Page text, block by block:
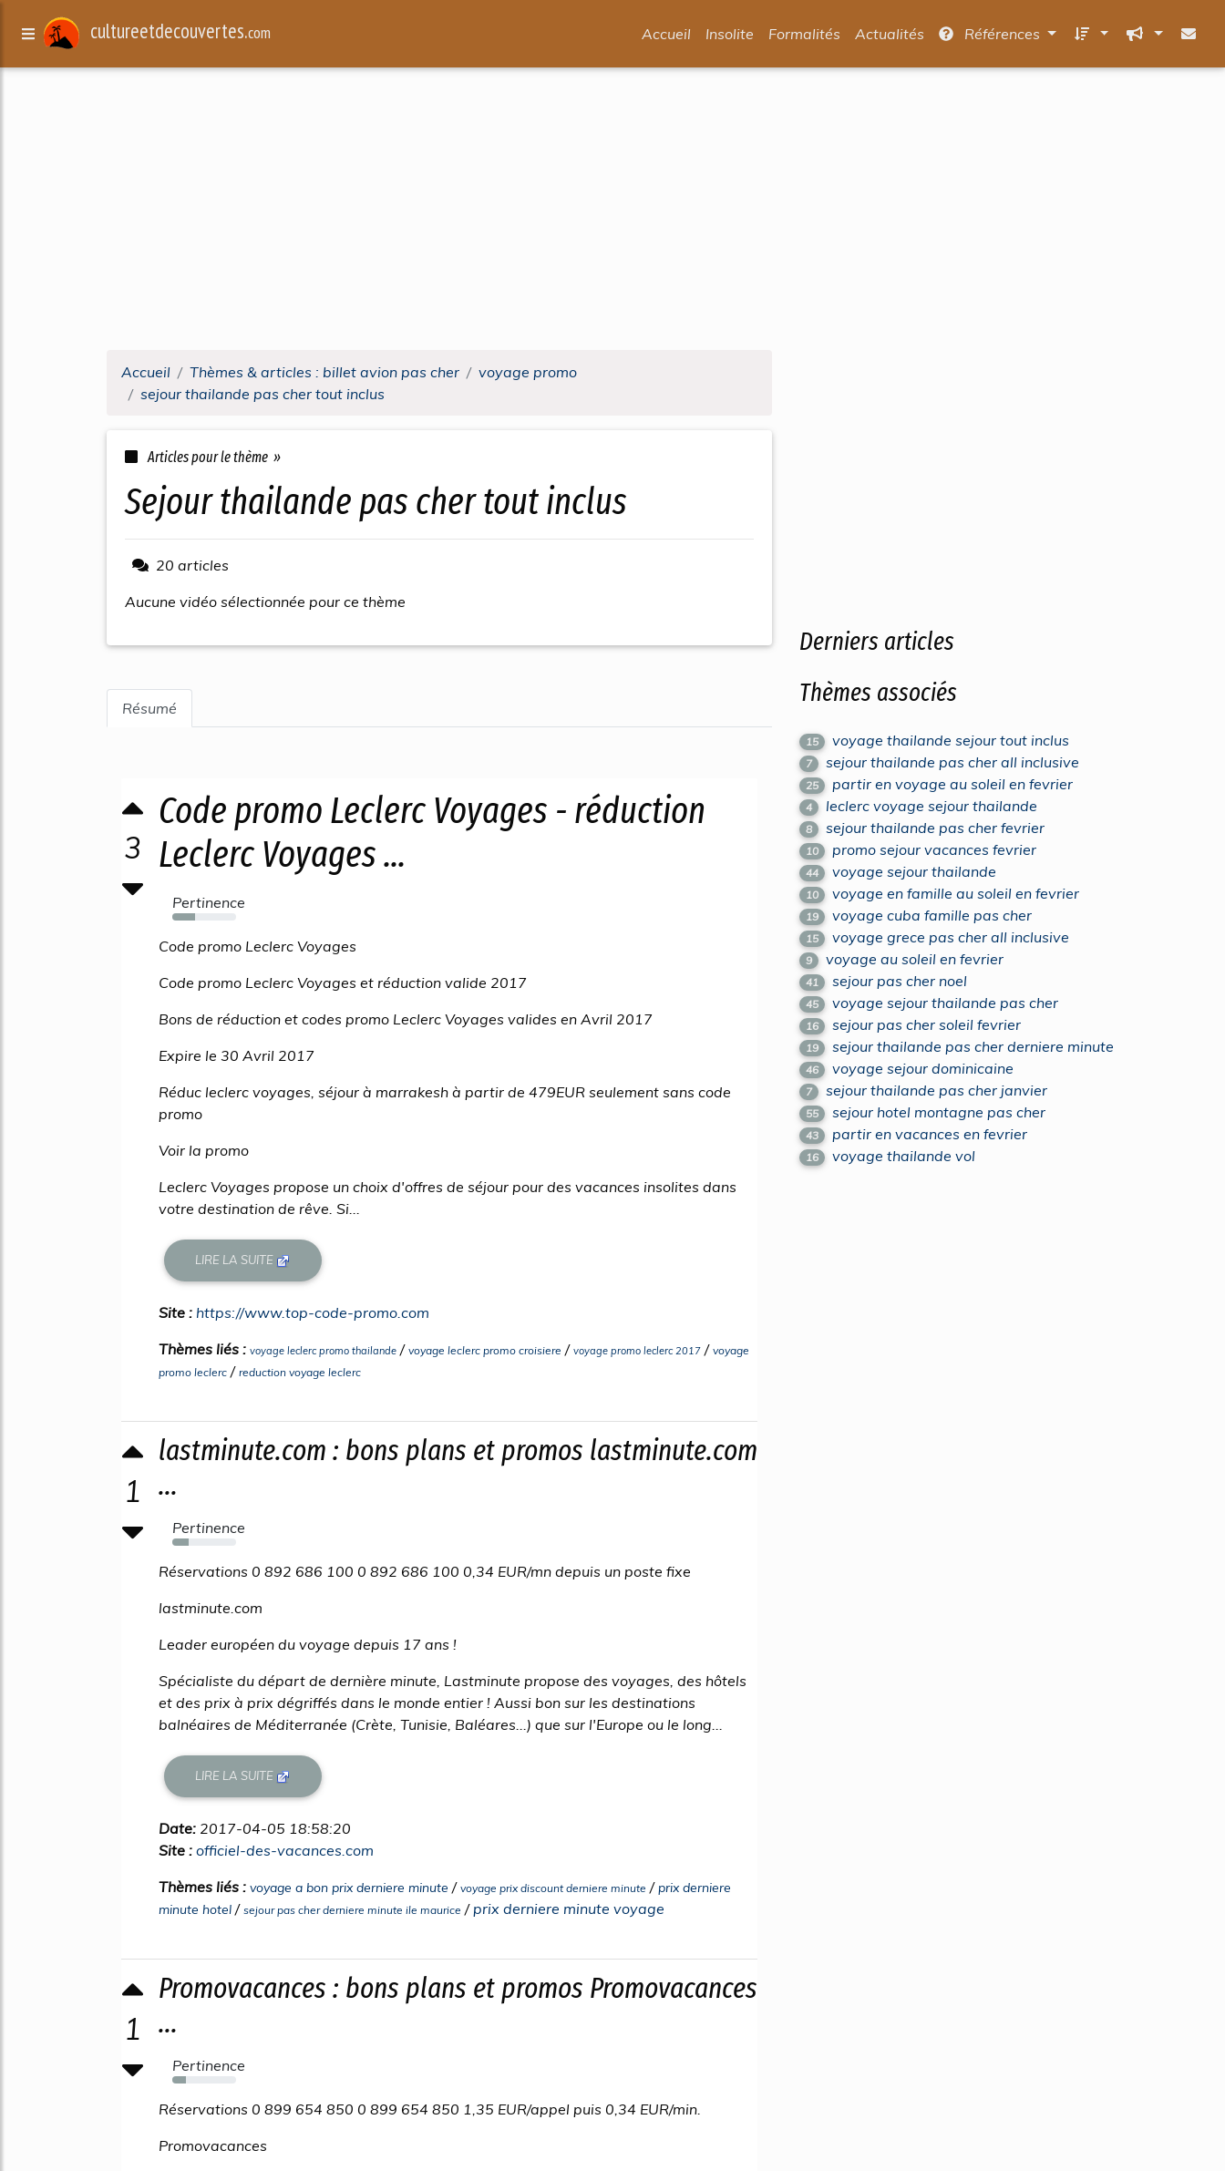
cultureetdecouvertes.com Accueil Insolite Formalités Actualités Références
Accueil Thèmes & articles : billet avion pas cher
voyage promo
sejour thailande pas cher tout inclus
Articles pour le thème »
sejour thailande pas cher tout inclus
20 articles
Aucune vidéo sélectionnée pour ce thème
Résumé
3
Code promo Leclerc Voyages - réduction
Leclerc Voyages ...
Pertinence
35%
Code promo Leclerc Voyages
Code promo Leclerc Voyages et réduction valide 2017
Bons de réduction et codes promo Leclerc Voyages valides en Avril 2017
Expire le 30 Avril 2017
Réduc leclerc voyages, séjour à marrakesh à partir de 479EUR seulement sans code
promo
Voir la promo
Leclerc Voyages propose un choix d'offres de séjour pour des vacances insolites dans
votre destination de rêve. Si...
LIRE LA SUITE
Site : https://www.top-code-promo.com
Thèmes liés : voyage leclerc promo thailande / voyage leclerc promo croisiere / voyage promo leclerc 2017 / voyage
promo leclerc / reduction voyage leclerc
1
lastminute.com : bons plans et promos lastminute.com
...
Pertinence
25%
Réservations 0 892 686 100 0 892 686 100 0,34 EUR/mn depuis un poste fixe
lastminute.com
Leader européen du voyage depuis 17 ans !
Spécialiste du départ de dernière minute, Lastminute propose des voyages, des hôtels
et des prix à prix dégriffés dans le monde entier ! Aussi bon sur les destinations
balnéaires de Méditerranée (Crète, Tunisie, Baléares...) que sur l'Europe ou le long...
LIRE LA SUITE
Date: 2017-04-05 18:58:20
Site : officiel-des-vacances.com
Thèmes liés : voyage a bon prix derniere minute / voyage prix discount derniere minute /prix derniere
minute hotel / sejour pas cher derniere minute ile maurice / prix derniere minute voyage
1
Promovacances : bons plans et promos Promovacances
...
Pertinence
21%
Réservations 0 899 654 850 0 899 654 850 1,35 EUR/appel puis 0,34 EUR/min.
Promovacances
Derniers articles
Thèmes associés
15 voyage thailande sejour tout inclus
7 sejour thailande pas cher all inclusive
25 partir en voyage au soleil en fevrier
4 leclerc voyage sejour thailande
8 sejour thailande pas cher fevrier
10 promo sejour vacances fevrier
44 voyage sejour thailande
10 voyage en famille au soleil en fevrier
19 voyage cuba famille pas cher
15 voyage grece pas cher all inclusive
9 voyage au soleil en fevrier
41 sejour pas cher noel
45 voyage sejour thailande pas cher
16 sejour pas cher soleil fevrier
19 sejour thailande pas cher derniere minute
46 voyage sejour dominicaine
7 sejour thailande pas cher janvier
55 sejour hotel montagne pas cher
43 partir en vacances en fevrier
16 voyage thailande vol